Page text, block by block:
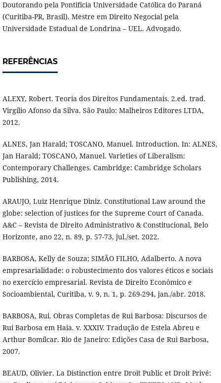
Doutorando pela Pontifícia Universidade Católica do Paraná
(Curitiba-PR, Brasil). Mestre em Direito Negocial pela
Universidade Estadual de Londrina – UEL. Advogado.
REFERÊNCIAS
ALEXY, Robert. Teoria dos Direitos Fundamentais. 2.ed. trad.
Virgílio Afonso da Silva. São Paulo: Malheiros Editores LTDA,
2012.
ALNES, Jan Harald; TOSCANO, Manuel. Introduction. In: ALNES,
Jan Harald; TOSCANO, Manuel. Varieties of Liberalism:
Contemporary Challenges. Cambridge: Cambridge Scholars
Publishing, 2014.
ARAUJO, Luiz Henrique Diniz. Constitutional Law around the
globe: selection of justices for the Supreme Court of Canada.
A&C – Revista de Direito Administrativo & Constitucional, Belo
Horizonte, ano 22, n. 89, p. 57-73, jul./set. 2022.
BARBOSA, Kelly de Souza; SIMÃO FILHO, Adalberto. A nova
empresarialidade: o robustecimento dos valores éticos e sociais
no exercício empresarial. Revista de Direito Econômico e
Socioambiental, Curitiba, v. 9, n. 1, p. 269-294, jan./abr. 2018.
BARBOSA, Rui. Obras Completas de Rui Barbosa: Discursos de
Rui Barbosa em Haia. v. XXXIV. Tradução de Estela Abreu e
Arthur Bomílcar. Rio de Janeiro: Edições Casa de Rui Barbosa,
2007.
BEAUD, Olivier. La Distinction entre Droit Public et Droit Privé: